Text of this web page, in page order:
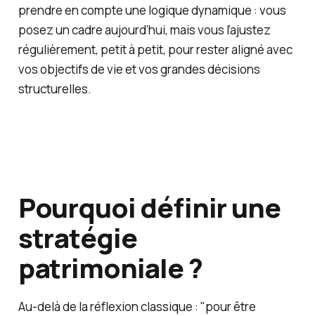
prendre en compte une logique dynamique : vous
posez un cadre aujourd’hui, mais vous l’ajustez
régulièrement, petit à petit, pour rester aligné avec
vos objectifs de vie et vos grandes décisions
structurelles.
Pourquoi définir une
stratégie
patrimoniale ?
Au-delà de la réflexion classique : "pour être